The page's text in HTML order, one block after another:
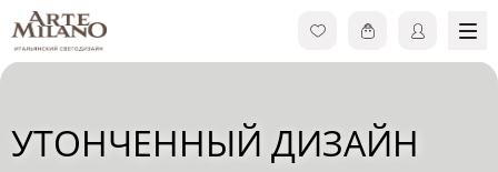
УТОНЧЕННЫЙ ДИЗАЙН